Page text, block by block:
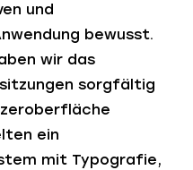
und
bewusst.
wir das
sorgfältig
ein
mit Typografie,